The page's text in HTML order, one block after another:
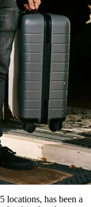
locations, has been a